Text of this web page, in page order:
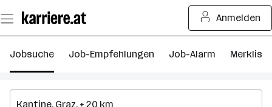
Seiteninhalt
springen
Anmelden
Jobsuche Job-Empfehlungen Job-Alarm Merkliste